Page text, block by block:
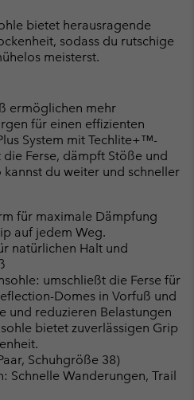
bietet herausragende
sodass du rutschige
meisterst.
ermöglichen mehr
für einen effizienten
System mit Techlite+™-
Ferse, dämpft Stöße und
kannst du weiter und schneller
für maximale Dämpfung
auf jedem Weg.
natürlichen Halt und
umschließt die Ferse für
Domes in Vorfuß und
und reduzieren Belastungen
bietet zuverlässigen Grip
Schuhgröße 38)
Schnelle Wanderungen, Trail